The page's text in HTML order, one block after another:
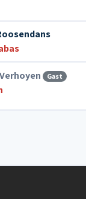
the bumble bee
Gast